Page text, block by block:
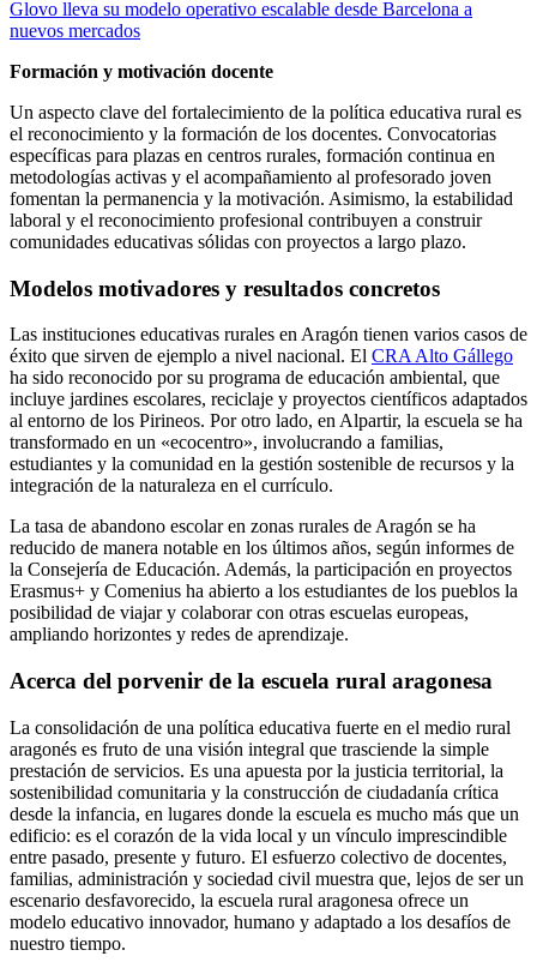
Glovo lleva su modelo operativo escalable desde Barcelona a
nuevos mercados
Formación y motivación docente
Un aspecto clave del fortalecimiento de la política educativa rural es
el reconocimiento y la formación de los docentes. Convocatorias
específicas para plazas en centros rurales, formación continua en
metodologías activas y el acompañamiento al profesorado joven
fomentan la permanencia y la motivación. Asimismo, la estabilidad
laboral y el reconocimiento profesional contribuyen a construir
comunidades educativas sólidas con proyectos a largo plazo.
Modelos motivadores y resultados concretos
Las instituciones educativas rurales en Aragón tienen varios casos de
éxito que sirven de ejemplo a nivel nacional. El CRA Alto Gállego
ha sido reconocido por su programa de educación ambiental, que
incluye jardines escolares, reciclaje y proyectos científicos adaptados
al entorno de los Pirineos. Por otro lado, en Alpartir, la escuela se ha
transformado en un «ecocentro», involucrando a familias,
estudiantes y la comunidad en la gestión sostenible de recursos y la
integración de la naturaleza en el currículo.
La tasa de abandono escolar en zonas rurales de Aragón se ha
reducido de manera notable en los últimos años, según informes de
la Consejería de Educación. Además, la participación en proyectos
Erasmus+ y Comenius ha abierto a los estudiantes de los pueblos la
posibilidad de viajar y colaborar con otras escuelas europeas,
ampliando horizontes y redes de aprendizaje.
Acerca del porvenir de la escuela rural aragonesa
La consolidación de una política educativa fuerte en el medio rural
aragonés es fruto de una visión integral que trasciende la simple
prestación de servicios. Es una apuesta por la justicia territorial, la
sostenibilidad comunitaria y la construcción de ciudadanía crítica
desde la infancia, en lugares donde la escuela es mucho más que un
edificio: es el corazón de la vida local y un vínculo imprescindible
entre pasado, presente y futuro. El esfuerzo colectivo de docentes,
familias, administración y sociedad civil muestra que, lejos de ser un
escenario desfavorecido, la escuela rural aragonesa ofrece un
modelo educativo innovador, humano y adaptado a los desafíos de
nuestro tiempo.